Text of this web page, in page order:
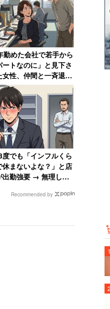
の有無を集計す
万円未満」
ど不満の度合いが
、「転職してほ
ると、こちらも
％）、「400万円
」（18.2％）、
療、福祉」
」
勤めた会社で若手から
ートなのに」と見下さ
女性、仲間と一斉退職
結果
度でも「インフルくら
休まないよな？」と店
出勤強要 → 無理して
フルでいいんじゃない
Recommended by